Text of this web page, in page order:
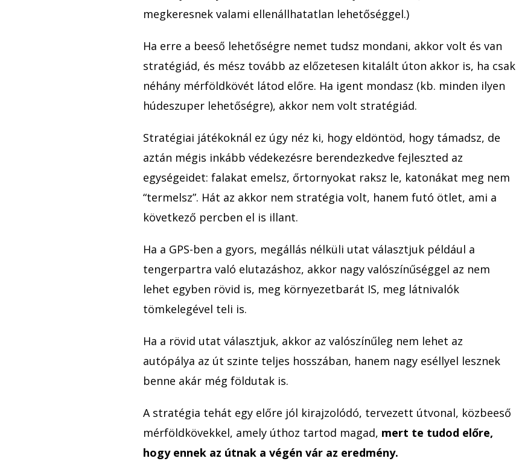
megkeresnek valami ellenállhatatlan lehetőséggel.)
Ha erre a beeső lehetőségre nemet tudsz mondani, akkor volt és van
stratégiád, és mész tovább az előzetesen kitalált úton akkor is, ha csak
néhány mérföldkövét látod előre. Ha igent mondasz (kb. minden ilyen
húdeszuper lehetőségre), akkor nem volt stratégiád.
Stratégiai játékoknál ez úgy néz ki, hogy eldöntöd, hogy támadsz, de
aztán mégis inkább védekezésre berendezkedve fejleszted az
egységeidet: falakat emelsz, őrtornyokat raksz le, katonákat meg nem
“termelsz”. Hát az akkor nem stratégia volt, hanem futó ötlet, ami a
következő percben el is illant.
Ha a GPS-ben a gyors, megállás nélküli utat választjuk például a
tengerpartra való elutazáshoz, akkor nagy valószínűséggel az nem
lehet egyben rövid is, meg környezetbarát IS, meg látnivalók
tömkelegével teli is.
Ha a rövid utat választjuk, akkor az valószínűleg nem lehet az
autópálya az út szinte teljes hosszában, hanem nagy eséllyel lesznek
benne akár még földutak is.
A stratégia tehát egy előre jól kirajzolódó, tervezett útvonal, közbeeső
mérföldkövekkel, amely úthoz tartod magad, mert te tudod előre,
hogy ennek az útnak a végén vár az eredmény.